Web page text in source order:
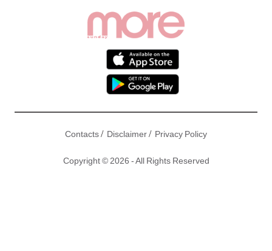
Contacts/ Disclaimer/ Privacy Policy
Copyright © 2026 - All Rights Reserved